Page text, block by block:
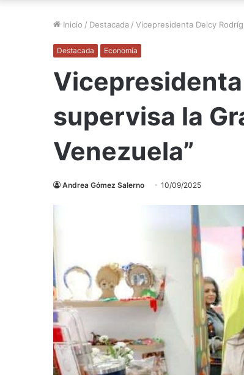
Inicio / Destacada / Vicepresidenta Delcy
Destacada Economía
supervisa la
Venezuela”
Andrea Gómez Salerno 10/09/2025